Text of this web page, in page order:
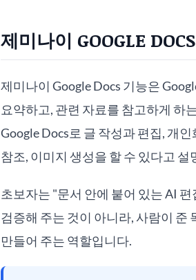
제미나이 GOOGLE
제미나이 Google Docs 기능은
요약하고, 관련 자료를 참고하게 하
Google Docs로 글 작성과 편집, 개
참조, 이미지 생성을 할 수 있다고 설
초보자는 "문서 안에 붙어 있는 AI
검증해 주는 것이 아니라, 사람이 준
만들어 주는 역할입니다.